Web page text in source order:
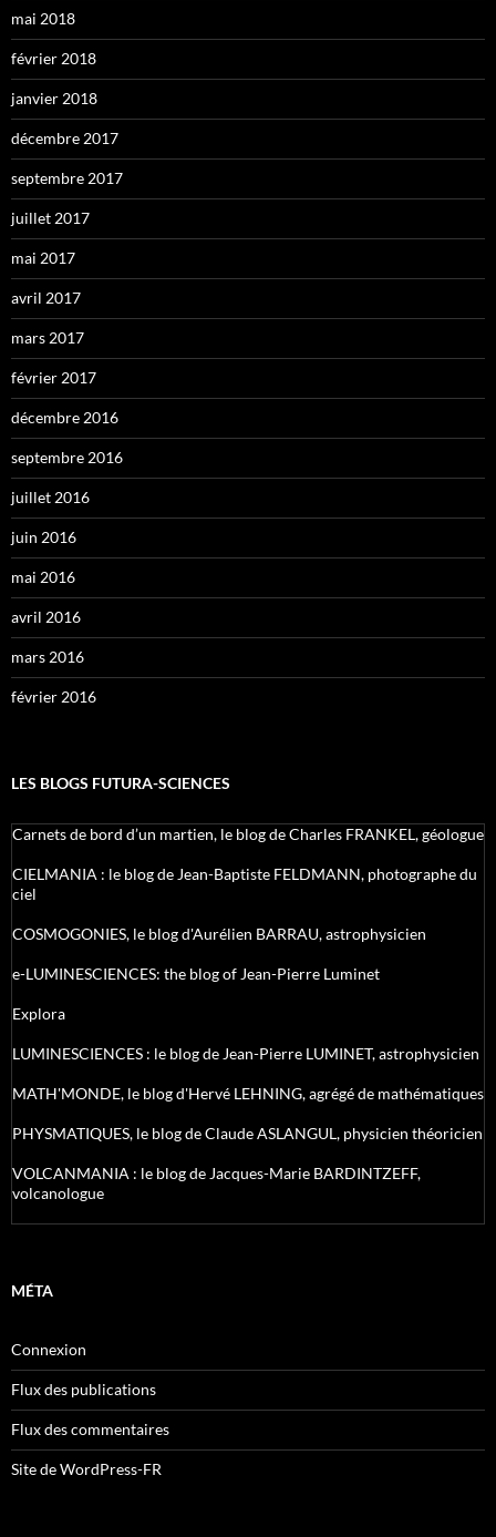
mai 2018
février 2018
janvier 2018
décembre 2017
septembre 2017
juillet 2017
mai 2017
avril 2017
mars 2017
février 2017
décembre 2016
septembre 2016
juillet 2016
juin 2016
mai 2016
avril 2016
mars 2016
février 2016
LES BLOGS FUTURA-SCIENCES
Carnets de bord d’un martien, le blog de Charles FRANKEL, géologue
CIELMANIA : le blog de Jean-Baptiste FELDMANN, photographe du
ciel
COSMOGONIES, le blog d'Aurélien BARRAU, astrophysicien
e-LUMINESCIENCES: the blog of Jean-Pierre Luminet
Explora
LUMINESCIENCES : le blog de Jean-Pierre LUMINET, astrophysicien
MATH'MONDE, le blog d'Hervé LEHNING, agrégé de mathématiques
PHYSMATIQUES, le blog de Claude ASLANGUL, physicien théoricien
VOLCANMANIA : le blog de Jacques-Marie BARDINTZEFF,
volcanologue
MÉTA
Connexion
Flux des publications
Flux des commentaires
Site de WordPress-FR